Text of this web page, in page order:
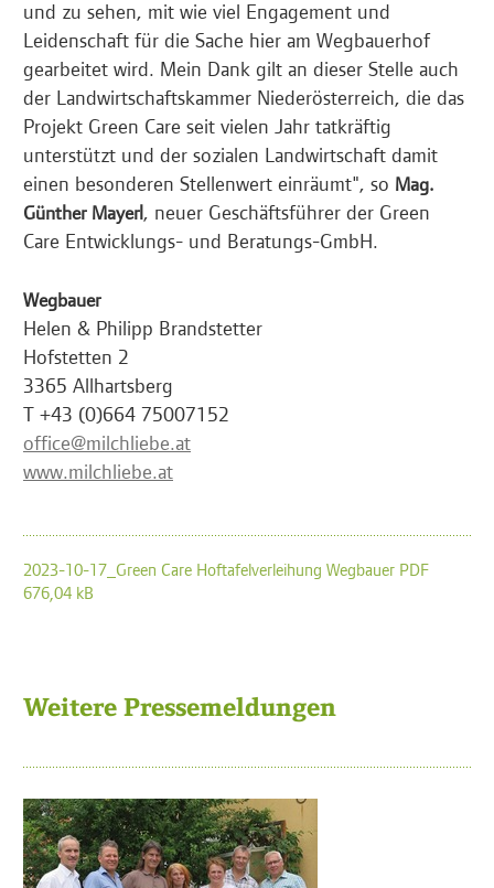
und zu sehen, mit wie viel Engagement und
Leidenschaft für die Sache hier am Wegbauerhof
gearbeitet wird. Mein Dank gilt an dieser Stelle auch
der Landwirtschaftskammer Niederösterreich, die das
Projekt Green Care seit vielen Jahr tatkräftig
unterstützt und der sozialen Landwirtschaft damit
einen besonderen Stellenwert einräumt", so Mag.
Günther Mayerl, neuer Geschäftsführer der Green
Care Entwicklungs- und Beratungs-GmbH.
Wegbauer
Helen & Philipp Brandstetter
Hofstetten 2
3365 Allhartsberg
T +43 (0)664 75007152
office@milchliebe.at
www.milchliebe.at
2023-10-17_Green Care Hoftafelverleihung Wegbauer PDF
676,04 kB
Weitere Pressemeldungen